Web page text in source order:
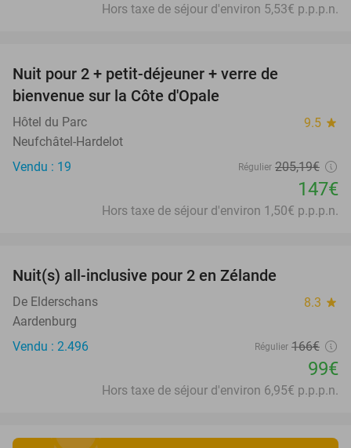
Hors taxe de séjour d'environ 5,53€ p.p.p.n.
Nuit pour 2 + petit-déjeuner + verre de
bienvenue sur la Côte d'Opale
Hôtel du Parc 9.5 star
Neufchâtel-Hardelot
Vendu : 19
Régulier 205,19€
147€
Hors taxe de séjour d'environ 1,50€ p.p.p.n.
Nuit(s) all-inclusive pour 2 en Zélande
De Elderschans 8.3 star
Aardenburg
Vendu : 2.496
Régulier 166€
99€
Hors taxe de séjour d'environ 6,95€ p.p.p.n.